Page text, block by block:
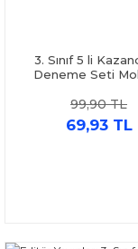
3. Sınıf 5 li
Deneme Seti
99,90 TL
69,93 TL